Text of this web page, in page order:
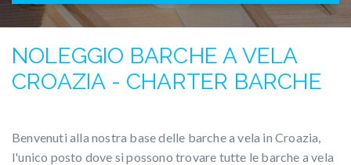
NOLEGGIO BARCHE A VELA
CROAZIA - CHARTER BARCHE
Benvenuti alla nostra base delle barche a vela in Croazia,
l'unico posto dove si possono trovare tutte le barche a vela